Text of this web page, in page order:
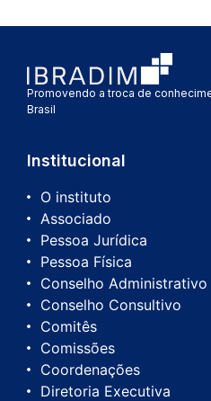
Promovendo a troca de
Brasil
Institucional
O instituto
Associado
Pessoa Jurídica
Pessoa Física
Conselho Administrativo
Conselho Consultivo
Comitês
Comissões
Coordenações
Diretoria Executiva